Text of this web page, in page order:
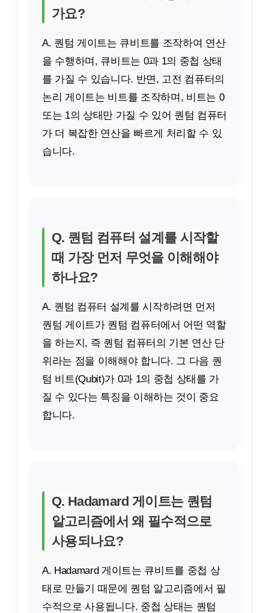
가요?
A. 퀀텀 게이트는 큐비트를 조작하여 연산
을 수행하며, 큐비트는 0과 1의 중첩 상태
를 가질 수 있습니다. 반면, 고전 컴퓨터의
논리 게이트는 비트를 조작하며, 비트는 0
또는 1의 상태만 가질 수 있어 퀀텀 컴퓨터
가 더 복잡한 연산을 빠르게 처리할 수 있
습니다.
Q. 퀀텀 컴퓨터 설계를 시작할
때 가장 먼저 무엇을 이해해야
하나요?
A. 퀀텀 컴퓨터 설계를 시작하려면 먼저
퀀텀 게이트가 퀀텀 컴퓨터에서 어떤 역할
을 하는지, 즉 퀀텀 컴퓨터의 기본 연산 단
위라는 점을 이해해야 합니다. 그 다음 퀀
텀 비트(Qubit)가 0과 1의 중첩 상태를 가
질 수 있다는 특징을 이해하는 것이 중요
합니다.
Q. Hadamard 게이트는 퀀텀
알고리즘에서 왜 필수적으로
사용되나요?
A. Hadamard 게이트는 큐비트를 중첩 상
태로 만들기 때문에 퀀텀 알고리즘에서 필
수적으로 사용됩니다. 중첩 상태는 퀀텀